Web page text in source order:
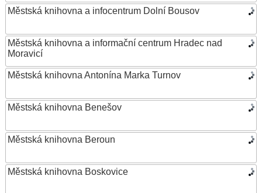
Městská knihovna a infocentrum Dolní Bousov
Městská knihovna a informační centrum Hradec nad
Moravicí
Městská knihovna Antonína Marka Turnov
Městská knihovna Benešov
Městská knihovna Beroun
Městská knihovna Boskovice